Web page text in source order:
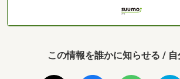
この情報を誰かに知らせる / 自